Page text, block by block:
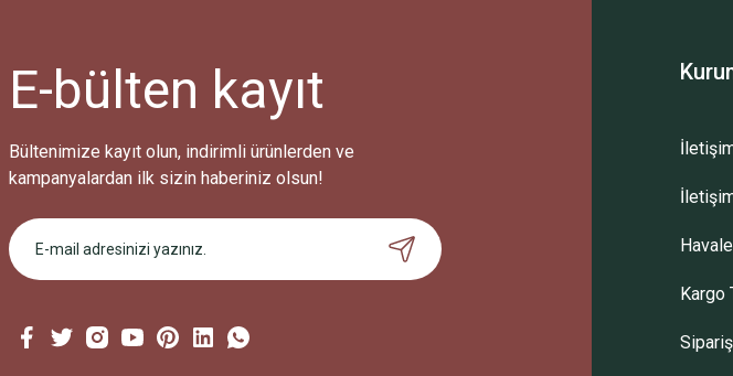
Bu ürüne benzer farklı alternatifler olmalı.
E-bülten kayıt
Bültenimize kayıt olun, indirimli ürünlerden ve
kampanyalardan ilk sizin haberiniz olsun!
Kargo